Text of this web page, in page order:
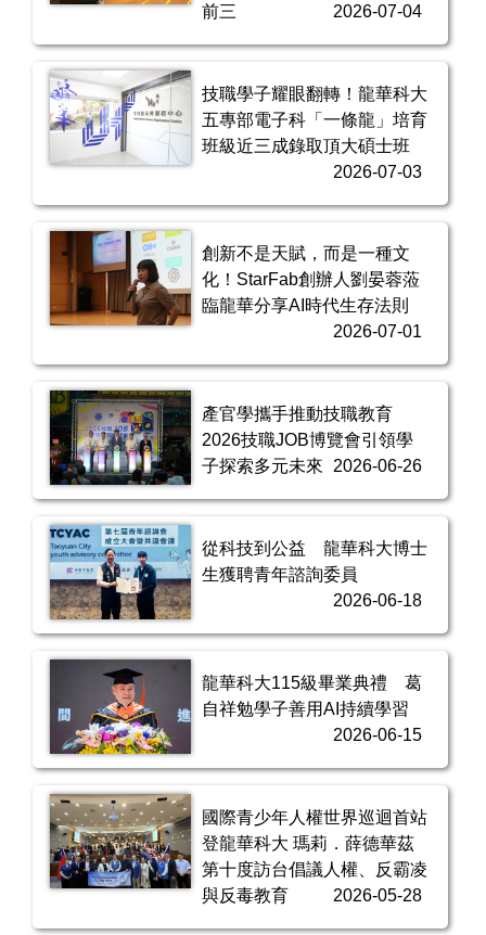
前三
2026-07-04
技職學子耀眼翻轉！龍華科大
五專部電子科「一條龍」培育
班級近三成錄取頂大碩士班
2026-07-03
創新不是天賦，而是一種文
化！StarFab創辦人劉晏蓉蒞
臨龍華分享AI時代生存法則
2026-07-01
產官學攜手推動技職教育
2026技職JOB博覽會引領學
子探索多元未來
2026-06-26
從科技到公益 龍華科大博士
生獲聘青年諮詢委員
2026-06-18
龍華科大115級畢業典禮 葛
自祥勉學子善用AI持續學習
2026-06-15
國際青少年人權世界巡迴首站
登龍華科大 瑪莉．薛德華茲
第十度訪台倡議人權、反霸凌
與反毒教育
2026-05-28